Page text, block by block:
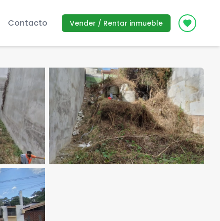
Contacto Vender / Rentar inmueble Icon